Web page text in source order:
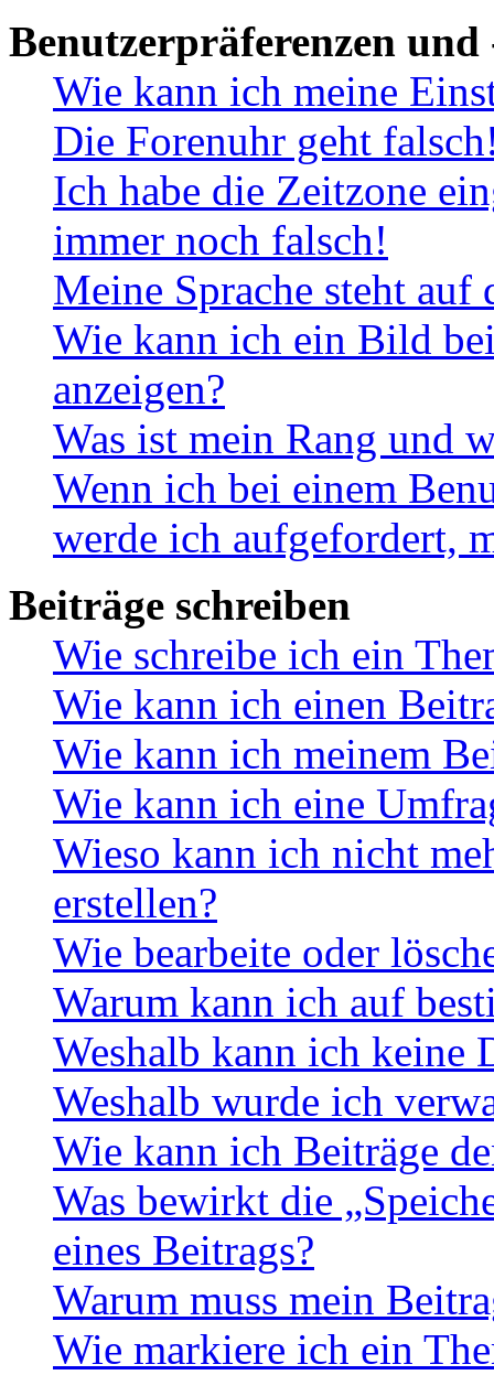
Benutzerpräferenzen und
Wie kann ich meine
Die Forenuhr geht
Ich habe die Zeitzone
immer noch falsch!
Meine Sprache steht
Wie kann ich ein Bild
anzeigen?
Was ist mein Rang und
Wenn ich bei einem
werde ich aufgefordert,
Beiträge schreiben
Wie schreibe ich ein
Wie kann ich einen
Wie kann ich meinem
Wie kann ich eine
Wieso kann ich nicht
erstellen?
Wie bearbeite oder
Warum kann ich auf
Weshalb kann ich keine
Weshalb wurde ich
Wie kann ich Beiträge
Was bewirkt die
eines Beitrags?
Warum muss mein
Wie markiere ich ein